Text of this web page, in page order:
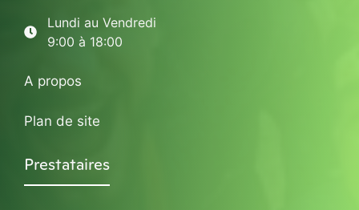
Lundi au Vendredi
9:00 à 18:00
A propos
Plan de site
Prestataires